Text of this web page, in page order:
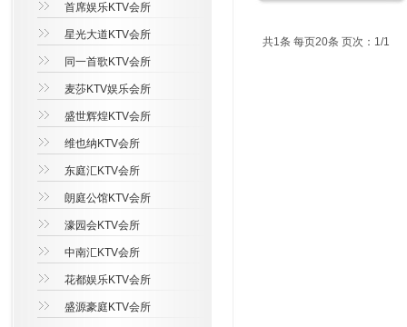
共1条 每页20条 页次：1/1
首席娱乐KTV会所
星光大道KTV会所
同一首歌KTV会所
麦莎KTV娱乐会所
盛世辉煌KTV会所
维也纳KTV会所
东庭汇KTV会所
朗庭公馆KTV会所
濠园会KTV会所
中南汇KTV会所
花都娱乐KTV会所
盛源豪庭KTV会所